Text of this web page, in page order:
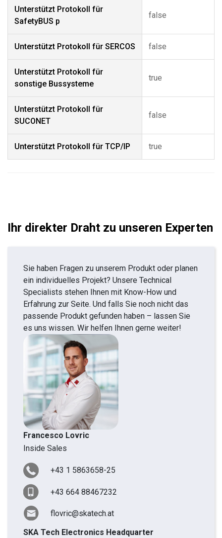
Unterstützt Protokoll für
SafetyBUS p
false
Unterstützt Protokoll für SERCOS false
Unterstützt Protokoll für
sonstige Bussysteme
true
Unterstützt Protokoll für
SUCONET
false
Unterstützt Protokoll für TCP/IP true
Ihr direkter Draht zu unseren Experten
Sie haben Fragen zu unserem Produkt oder planen
ein individuelles Projekt? Unsere Technical
Specialists stehen Ihnen mit Know-How und
Erfahrung zur Seite. Und falls Sie noch nicht das
passende Produkt gefunden haben – lassen Sie
es uns wissen. Wir helfen Ihnen gerne weiter!
Francesco Lovric
Inside Sales
+43 1 5863658-25
+43 664 88467232
flovric@skatech.at
SKA Tech Electronics Headquarter